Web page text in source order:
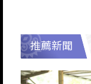
推薦新聞